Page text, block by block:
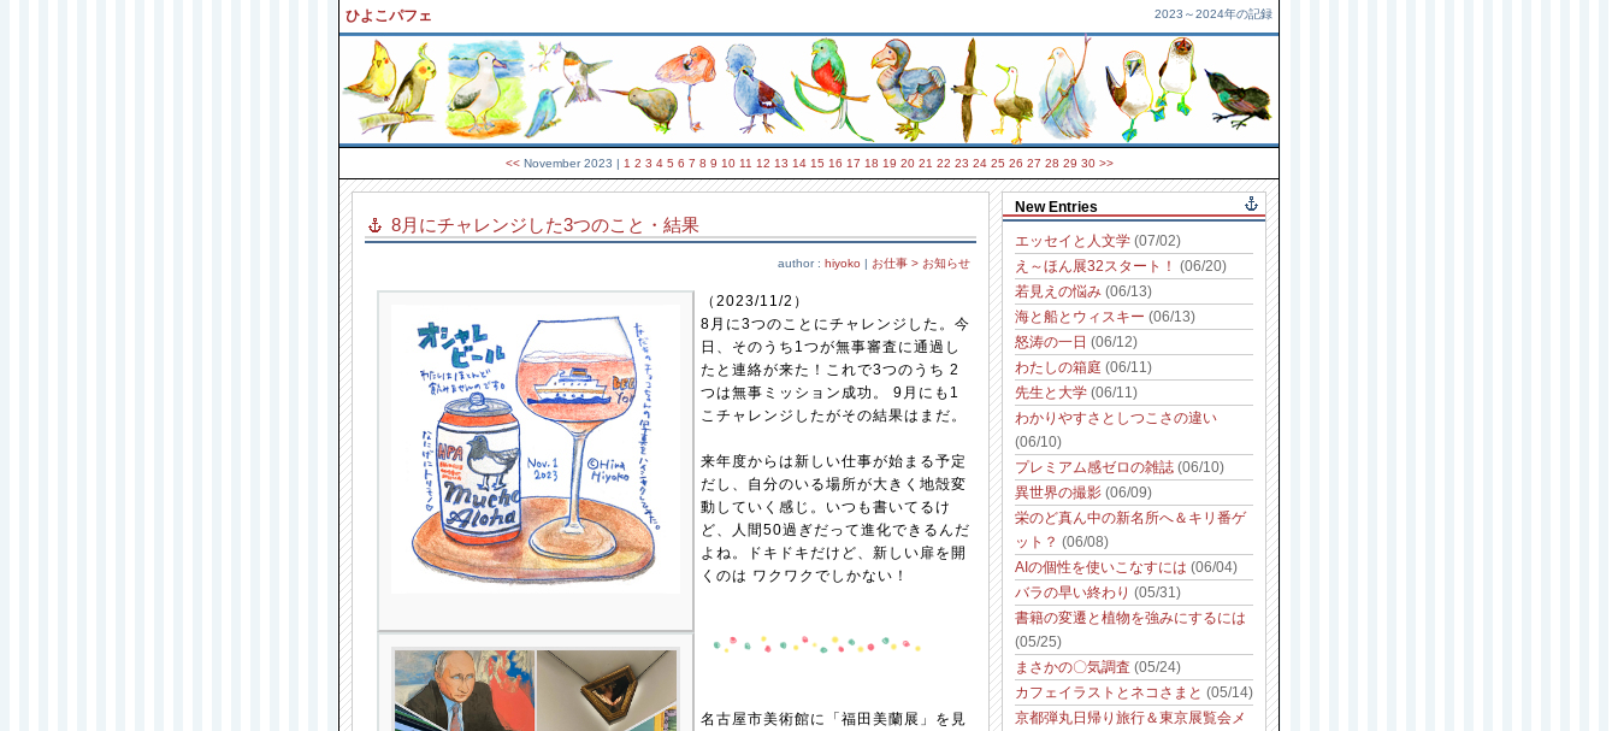
ひよこパフェ 2023～2024年の記録
<< November 2023 | 1 2 3 4 5 6 7 8 9 10 11 12 13 14 15 16 17 18 19 20 21 22 23 24 25 26 27 28 29 30 >>
8月にチャレンジした3つのこと・結果
author : hiyoko | お仕事 > お知らせ
（2023/11/2）
8月に3つのことにチャレンジした。今
日、そのうち1つが無事審査に通過し
たと連絡が来た！これで3つのうち 2
つは無事ミッション成功。 9月にも1
こチャレンジしたがその結果はまだ。
来年度からは新しい仕事が始まる予定
だし、自分のいる場所が大きく地殻変
動していく感じ。いつも書いてるけ
ど、人間50過ぎだって進化できるんだ
よね。ドキドキだけど、新しい扉を開
くのは ワクワクでしかない！
名古屋市美術館に「福田美蘭展」を見
New Entries
エッセイと人文学 (07/02)
え～ほん展32スタート！
(06/20)
若見えの悩み (06/13)
海と船とウィスキー (06/13)
怒涛の一日 (06/12)
わたしの箱庭 (06/11)
先生と大学 (06/11)
わかりやすさとしつこさの違い
(06/10)
プレミアム感ゼロの雑誌 (06/10)
異世界の撮影 (06/09)
栄のど真ん中の新名所へ＆キリ番ゲ
ット？ (06/08)
AIの個性を使いこなすには (06/04)
バラの早い終わり (05/31)
書籍の変遷と植物を強みにするには
(05/25)
まさかの〇気調査 (05/24)
カフェイラストとネコさまと (05/14)
京都弾丸日帰り旅行＆東京展覧会メ